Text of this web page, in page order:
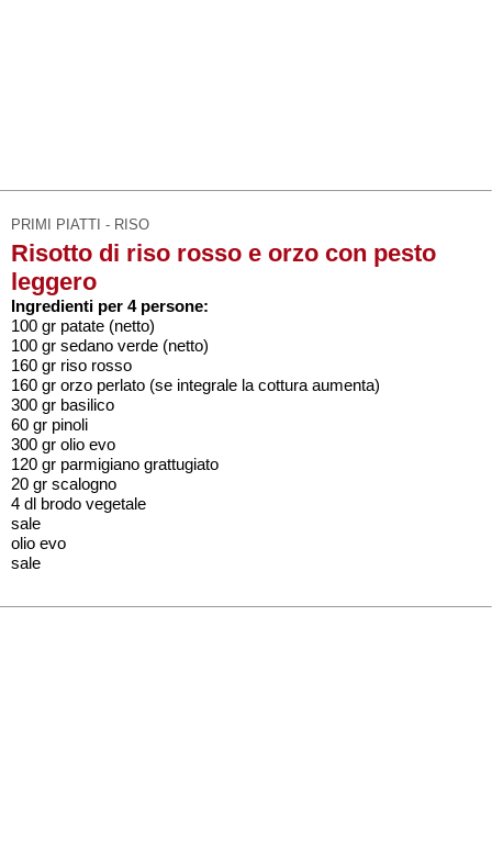
PRIMI PIATTI - RISO
Risotto di riso rosso e orzo con pesto
leggero
Ingredienti per 4 persone:
100 gr patate (netto)
100 gr sedano verde (netto)
160 gr riso rosso
160 gr orzo perlato (se integrale la cottura aumenta)
300 gr basilico
60 gr pinoli
300 gr olio evo
120 gr parmigiano grattugiato
20 gr scalogno
4 dl brodo vegetale
sale
olio evo
sale